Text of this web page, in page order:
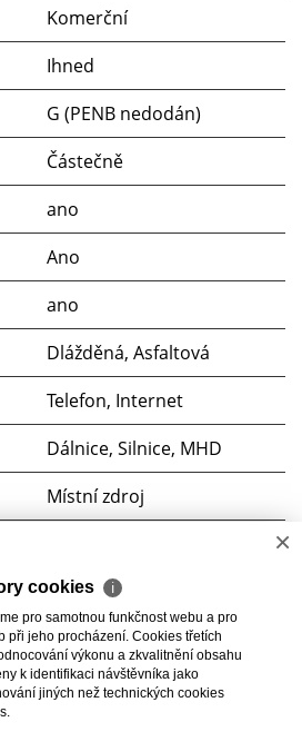
Komerční
Ihned
G (PENB nedodán)
Částečně
ano
Ano
ano
Dlážděná, Asfaltová
Telefon, Internet
Dálnice, Silnice, MHD
Místní zdroj
Veřejná kanalizace
×
cookies ℹ
pro samotnou funkčnost webu a pro
při jeho procházení. Cookies třetích
výkonu a zkvalitnění obsahu
k identifikaci návštěvníka jako
jiných než technických cookies